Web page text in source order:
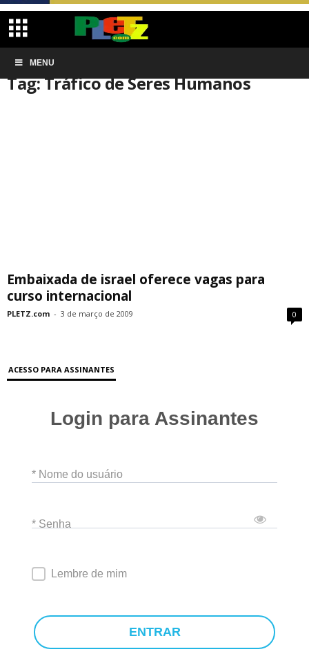
MENU
Início Tags
Tag: Tráfico de Seres Humanos
Embaixada de israel oferece vagas para
curso internacional
PLETZ.com - 3 de março de 2009 0
ACESSO PARA ASSINANTES
Login para Assinantes
* Nome do usuário
* Senha
Lembre de mim
ENTRAR